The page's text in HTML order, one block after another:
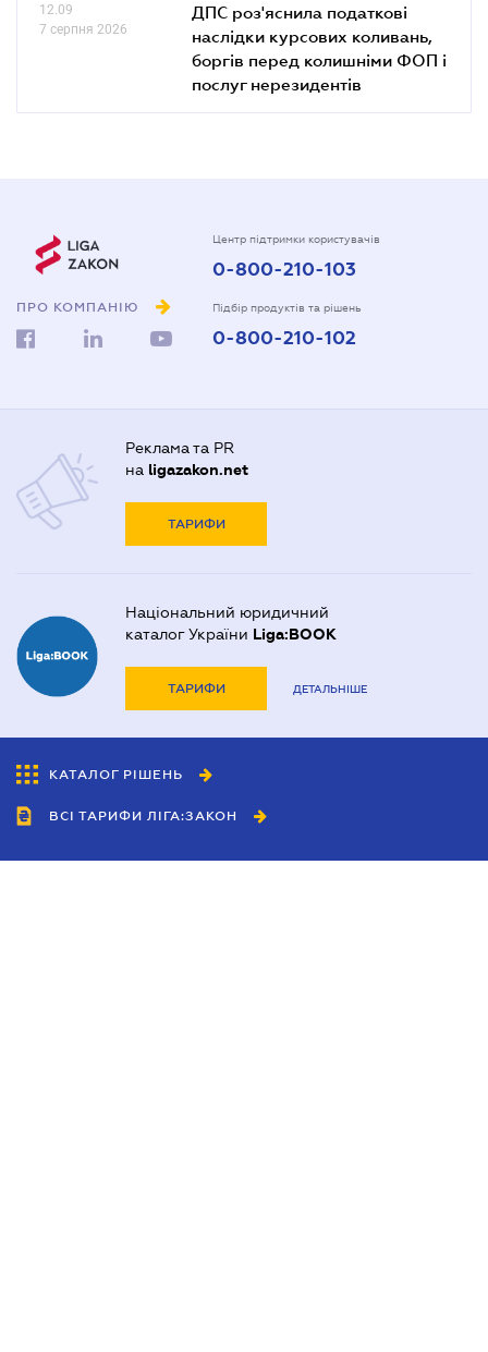
12.09
7 серпня 2026
ДПС роз'яснила податкові
наслідки курсових коливань,
боргів перед колишніми ФОП і
послуг нерезидентів
ПРО КОМПАНІЮ
Центр підтримки користувачів
0-800-210-103
Підбір продуктів та рішень
0-800-210-102
Реклама та PR
на ligazakon.net
ТАРИФИ
Національний юридичний
каталог України Liga:BOOK
ТАРИФИ ДЕТАЛЬНІШЕ
КАТАЛОГ РІШЕНЬ
ВСІ ТАРИФИ ЛІГА:ЗАКОН